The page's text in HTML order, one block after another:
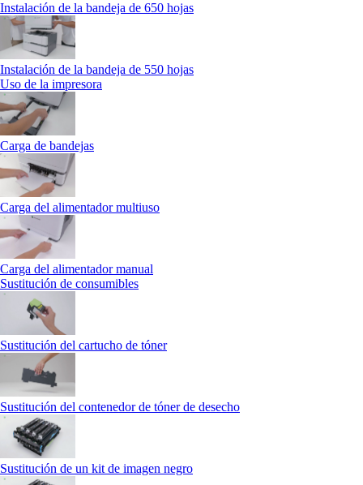
Instalación de la bandeja de 650 hojas
Instalación de la bandeja de 550 hojas
Uso de la impresora
Carga de bandejas
Carga del alimentador multiuso
Carga del alimentador manual
Sustitución de consumibles
Sustitución del cartucho de tóner
Sustitución del contenedor de tóner de desecho
Sustitución de un kit de imagen negro